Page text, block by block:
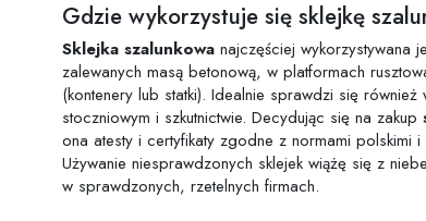
Gdzie wykorzystuje się sklejkę
Sklejka szalunkowa najczęściej wykorzystywana
zalewanych masą betonową, w platformach
(kontenery lub statki). Idealnie sprawdzi się
stoczniowym i szkutnictwie. Decydując się na zakup
ona atesty i certyfikaty zgodne z normami polskimi
Używanie niesprawdzonych sklejek wiążę się z
w sprawdzonych, rzetelnych firmach.